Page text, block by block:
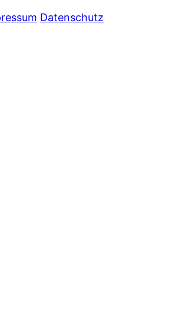
Datenschutz